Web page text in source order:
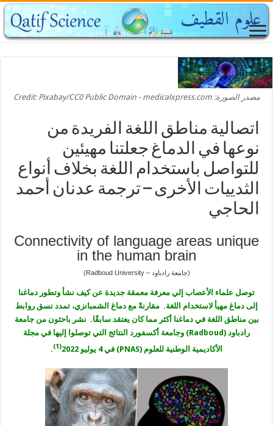
مصدر الصورة: Credit: Pixabay/CC0 Public Domain - medicalxpress.com
اتصالية مناطق اللغة الفريدة من
نوعها في الدماغ جعلتنا مهيئين
للتواصل باستخدام اللغة بخلاف أنواع
الثدييات الأخرى – ترجمة عدنان أحمد
الحاجي
Connectivity of language areas unique
in the human brain
(جامعة رادباود – Radboud University)
توصل علماء الأعصاب إلي معرفة معمقة جديدة عن كيف نشأ وتطور دماغنا
إلى دماغ مهيأ لاستخدام اللغة. مقارنةً مع دماغ الشمبانزي، تمدد نسق روابط
بين مناطق اللغة في دماغنا أكثر مما كان يعتقد سابقًا. نشر باحثون من جامعة
رادباود (Radboud) وجامعة أكسفورد النتائج التي توصلوا إليها في مجلة
الأكاديمية الوطنية للعلوم (PNAS) في 4 يوليو 2022
(1)
.